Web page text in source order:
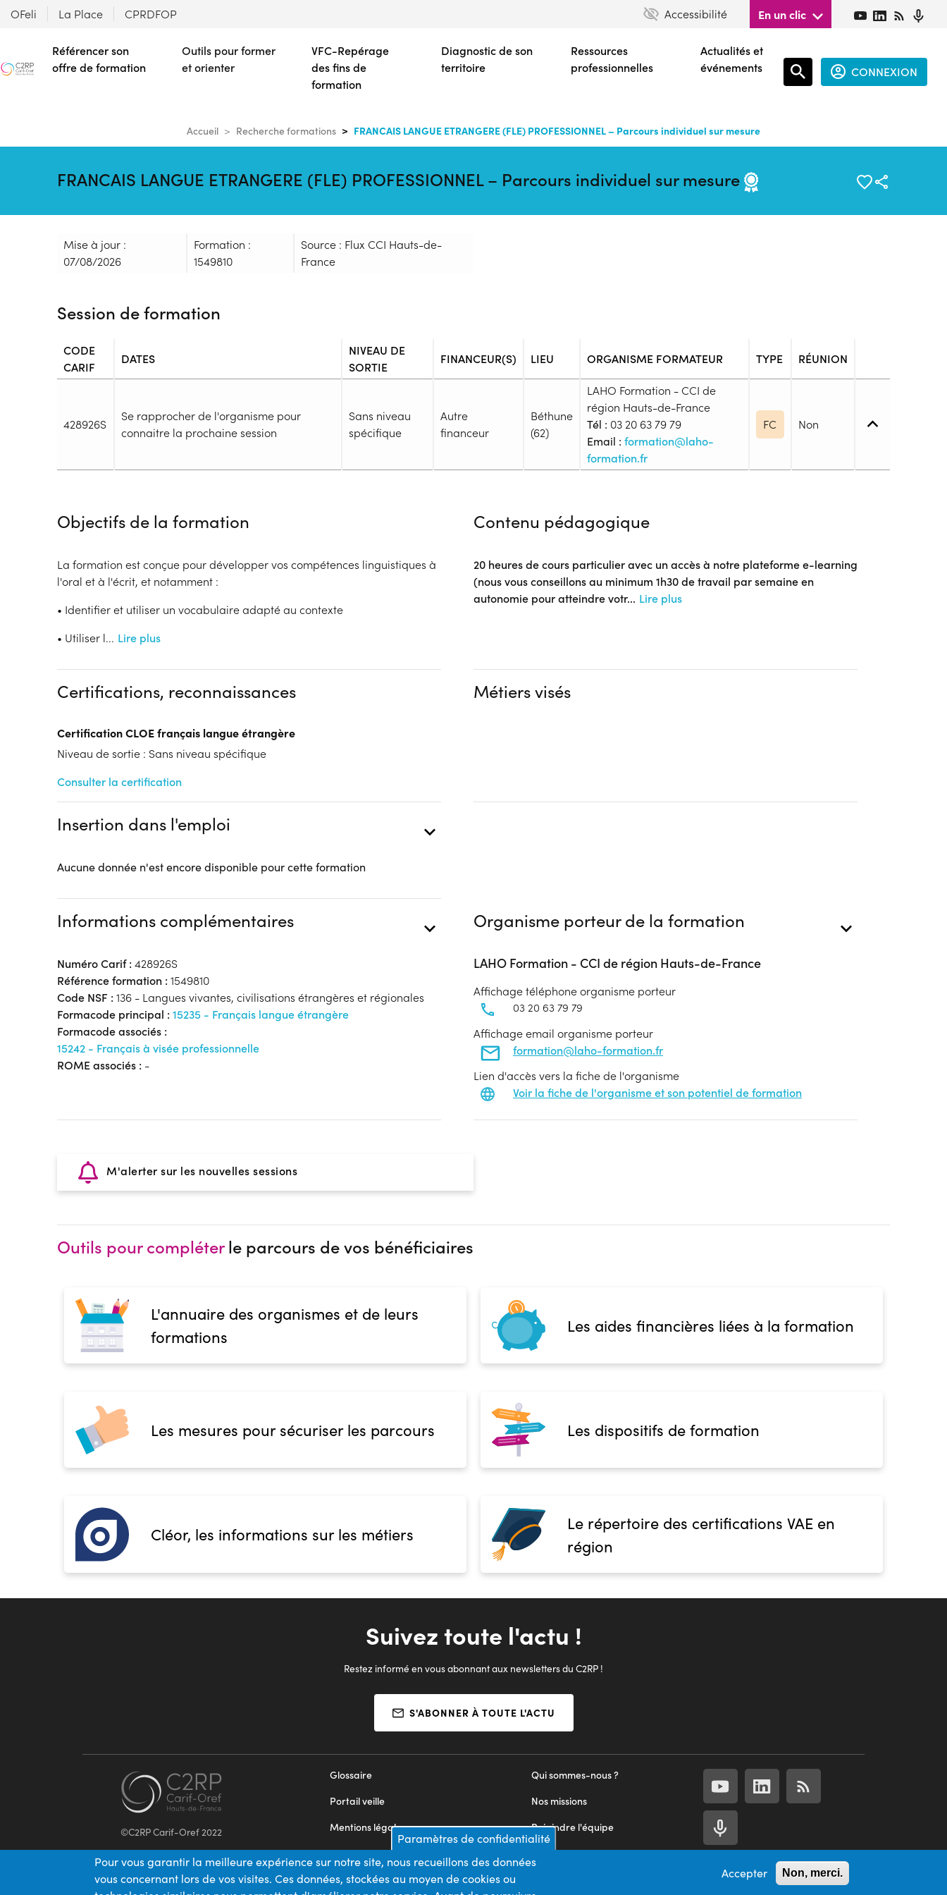
contenu
principal
OFeli La Place CPRDFOP Accessibilité En un clic
Référencer son
offre de formation
Outils pour former
et orienter
VFC-Repérage
des fins de
formation
Diagnostic de son
territoire
Ressources
professionnelles
Actualités et
événements
CONNEXION
Accueil Recherche formations FRANCAIS LANGUE ETRANGERE (FLE) PROFESSIONNEL – Parcours individuel sur mesure
FRANCAIS LANGUE ETRANGERE (FLE) PROFESSIONNEL – Parcours individuel sur mesure
Mise à jour :
07/08/2026
Formation :
1549810
Source : Flux CCI Hauts-de-
France
Session de formation
CODE
CARIF
DATES
NIVEAU DE
SORTIE
FINANCEUR(S) LIEU ORGANISME FORMATEUR TYPE RÉUNION
428926S
Se rapprocher de l'organisme pour
connaitre la prochaine session
Sans niveau
spécifique
Autre
financeur
Béthune
(62)
LAHO Formation - CCI de
région Hauts-de-France
Tél : 03 20 63 79 79
Email : formation@laho-
formation.fr
FC Non
Durée en centre :20h
Rythme :
Cours de jour
Type de parcours :Parcours individualisé
Dispositif
Tarif : N.C.
Modalités d'enseignement :Formation hybride
44 Rue Sadi Carnot
62400 Béthune
Accueil sur le lieu de formation
Restauration : Pas de restauration
Prérequis :
<p>La phase d'évaluation (test oral, test écrit et évaluation des besoins) définira
Public :
En recherche d'emploi, Tout public
Réunions d'informations
Objectifs de la formation
La formation est conçue pour développer vos compétences linguistiques à
l'oral et à l'écrit, et notamment :
• Identifier et utiliser un vocabulaire adapté au contexte
• Utiliser l... Lire plus
Contenu pédagogique
20 heures de cours particulier avec un accès à notre plateforme e-learning
(nous vous conseillons au minimum 1h30 de travail par semaine en
autonomie pour atteindre votr... Lire plus
Certifications, reconnaissances
Certification CLOE français langue étrangère
Niveau de sortie : Sans niveau spécifique
Consulter la certification
Métiers visés
Insertion dans l'emploi
Aucune donnée n'est encore disponible pour cette formation
Informations complémentaires
Numéro Carif : 428926S
Référence formation : 1549810
Code NSF : 136 - Langues vivantes, civilisations étrangères et régionales
Formacode principal : 15235 - Français langue étrangère
Formacode associés :
15242 - Français à visée professionnelle
ROME associés : -
Organisme porteur de la formation
LAHO Formation - CCI de région Hauts-de-France
Affichage téléphone organisme porteur
03 20 63 79 79
Affichage email organisme porteur
formation@laho-formation.fr
Lien d'accès vers la fiche de l'organisme
Voir la fiche de l'organisme et son potentiel de formation
M'alerter sur les nouvelles sessions
Outils pour compléterle parcours de vos bénéficiaires
L'annuaire des organismes et de leurs
formations
Les aides financières liées à la formation
Les mesures pour sécuriser les parcours Les dispositifs de formation
Cléor, les informations sur les métiers
Le répertoire des certifications VAE en
région
Suivez toute l'actu !
Restez informé en vous abonnant aux newsletters du C2RP !
S'ABONNER À TOUTE L'ACTU
©C2RP Carif-Oref 2022
Qui sommes-nous ?
Nos missions
Rejoindre l'équipe
Nous contacter
Glossaire
Portail veille
Mentions légales
Appels d'offres
Plan du site
Paramètres de confidentialité
Pour vous garantir la meilleure expérience sur notre site, nous recueillons des données
vous concernant lors de vos visites. Ces données, stockées au moyen de cookies ou
Accepter Non, merci.